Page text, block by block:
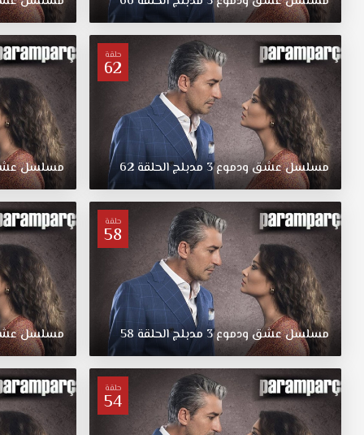
عشق
مدبلج
الحلقة
عشق
بل
الميراث
الذي
إنتظر
واستمر
لها
مسلسل
عشق
ودموع
الحلقة
38
مدبلج
قصة
عشق.
يدور
حلقة
62
مسلسلعشقودموع3 مدبلجالحلقة62 مسلسل
حلقة
58
مسلسلعشقودموع3 مدبلجالحلقة 58 مسلسل
حلقة
54